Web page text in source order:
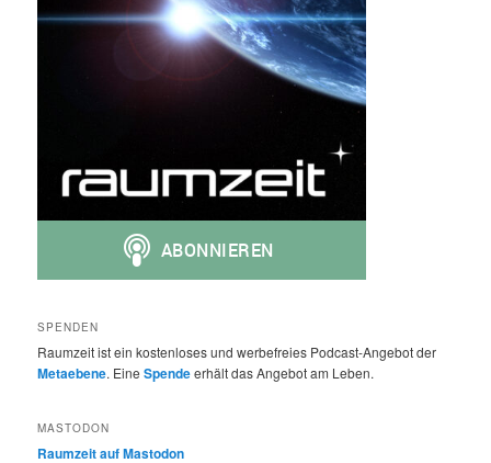
SPENDEN
Raumzeit ist ein kostenloses und werbefreies Podcast-Angebot der
Metaebene. EineSpendeerhält das Angebot am Leben.
MASTODON
Raumzeit auf Mastodon